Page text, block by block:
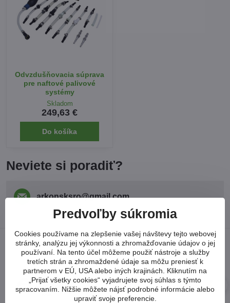
Odvzdušňovacia súprava
pre naftové palivové
systémy
Skladom
249,63 €
Do košíka
Neviete si poradiť?
arkonsksro​@gmail​.com
Predvoľby súkromia
Cookies používame na zlepšenie vašej návštevy tejto webovej
stránky, analýzu jej výkonnosti a zhromažďovanie údajov o jej
používaní. Na tento účel môžeme použiť nástroje a služby
tretích strán a zhromaždené údaje sa môžu preniesť k
partnerom v EÚ, USA alebo iných krajinách. Kliknutím na
„Prijať všetky cookies“ vyjadrujete svoj súhlas s týmto
spracovaním. Nižšie môžete nájsť podrobné informácie alebo
upraviť svoje preferencie.